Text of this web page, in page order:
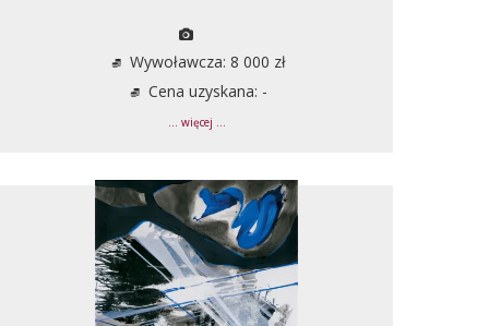
Wywoławcza: 8 000 zł
Cena uzyskana: -
... więcej ...